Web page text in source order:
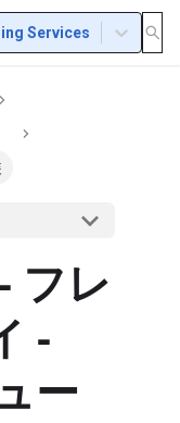
Services
フレ
-
ー